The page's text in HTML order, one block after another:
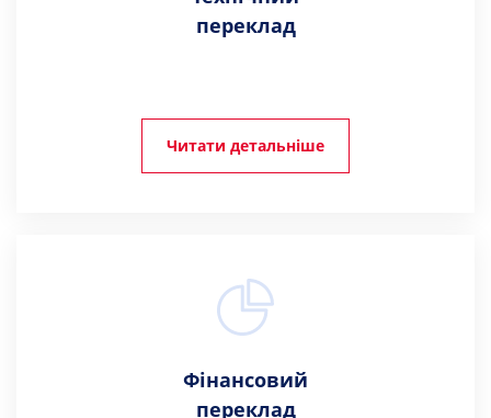
переклад
Читати детальніше
Фінансовий
переклад